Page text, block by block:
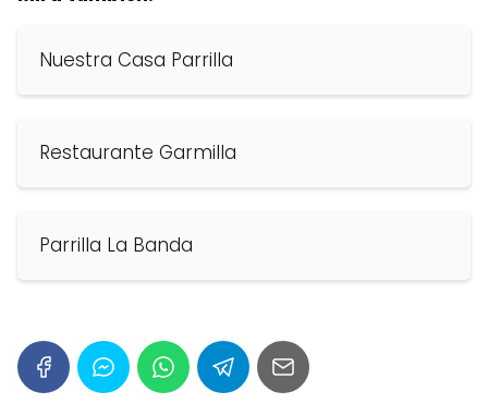
Nuestra Casa Parrilla
Restaurante Garmilla
Parrilla La Banda